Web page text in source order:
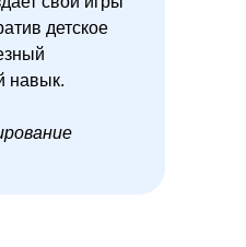
детское
навык.